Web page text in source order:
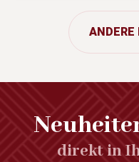
ANDERE
direkt in